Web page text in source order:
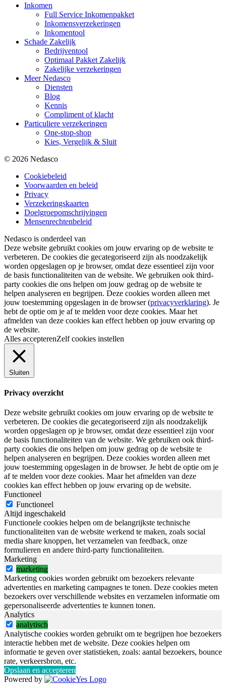
Inkomen
Full Service Inkomenpakket
Inkomensverzekeringen
Inkomentool
Schade Zakelijk
Bedrijventool
Optimaal Pakket Zakelijk
Zakelijke verzekeringen
Meer Nedasco
Diensten
Blog
Kennis
Compliment of klacht
Particuliere verzekeringen
One-stop-shop
Kies, Vergelijk & Sluit
© 2026 Nedasco
Cookiebeleid
Voorwaarden en beleid
Privacy
Verzekeringskaarten
Doelgroepomschrijvingen
Mensenrechtenbeleid
Nedasco is onderdeel van
Deze website gebruikt cookies om jouw ervaring op de website te
verbeteren. De cookies die gecategoriseerd zijn als noodzakelijk
worden opgeslagen op je browser, omdat deze essentieel zijn voor
de basis functionaliteiten van de website. We gebruiken ook third-
party cookies die ons helpen om jouw gedrag op de website te
helpen analyseren en begrijpen. Deze cookies worden alleen met
jouw toestemming opgeslagen in de browser (privacyverklaring). Je
hebt de optie om je af te melden voor deze cookies. Maar het
afmelden van deze cookies kan effect hebben op jouw ervaring op
de website.
Alles accepterenZelf cookies instellen
Sluiten
Privacy overzicht
Deze website gebruikt cookies om jouw ervaring op de website te
verbeteren. De cookies die gecategoriseerd zijn als noodzakelijk
worden opgeslagen op je browser, omdat deze essentieel zijn voor
de basis functionaliteiten van de website. We gebruiken ook third-
party cookies die ons helpen om jouw gedrag op de website te
helpen analyseren en begrijpen. Deze cookies worden alleen met
jouw toestemming opgeslagen in de browser. Je hebt de optie om je
af te melden voor deze cookies. Maar het afmelden van deze
cookies kan effect hebben op jouw ervaring op de website.
Functioneel
Functioneel
Altijd ingeschakeld
Functionele cookies helpen om de belangrijkste technische
functionaliteiten van de website werkend te maken, zoals social
media share knoppen, het verzamelen van feedback, onze
formulieren en andere third-party functionaliteiten.
Marketing
marketing
Marketing cookies worden gebruikt om bezoekers relevante
advertenties en marketing campagnes te tonen. Deze cookies meten
bezoekers over verschillende websites en verzamelen informatie om
gepersonaliseerde advertenties te kunnen tonen.
Analytics
analytisch
Analytische cookies worden gebruikt om te begrijpen hoe bezoekers
interactie hebben met de website. Deze cookies helpen om
informatie te geven over statistieken, zoals: aantal bezoekers, bounce
rate, verkeersbron, etc.
Opslaan en accepteren
Powered by